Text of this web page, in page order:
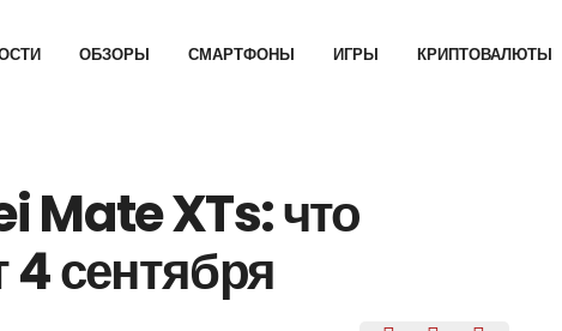
ОБЗОРЫ СМАРТФОНЫ ИГРЫ КРИПТОВАЛЮТЫ
Mate XTs: что
сентября